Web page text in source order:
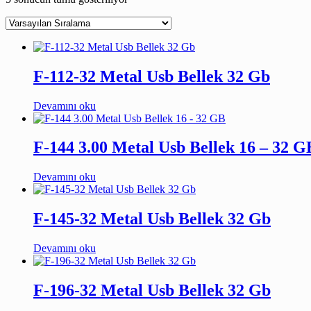
F-112-32 Metal Usb Bellek 32 Gb
Devamını oku
F-144 3.00 Metal Usb Bellek 16 – 32
Devamını oku
F-145-32 Metal Usb Bellek 32 Gb
Devamını oku
F-196-32 Metal Usb Bellek 32 Gb